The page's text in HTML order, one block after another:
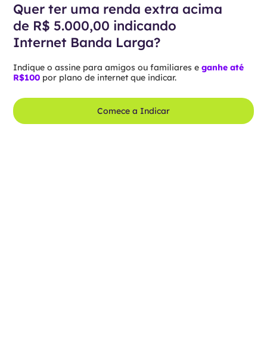
Quer ter uma renda extra acima
de R$ 5.000,00 indicando
Internet Banda Larga?
Indique o assine para amigos ou familiares eganhe até
R$100 por plano de internet que indicar.
Comece a Indicar